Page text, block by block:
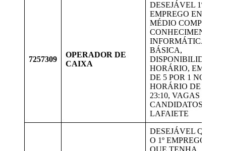
7257309
OPERADOR DE
CAIXA
DESEJÁVEL 1º
EMPREGO ENSINO
MÉDIO COMPLETO,
CONHECIMENTO
INFORMÁTICA
BÁSICA,
DISPONIBILIDADE
HORÁRIO, EM
DE 5 POR 1 NO
HORÁRIO DE 15:00
23:10, VAGAS PARA
CANDIDATOS DE
LAFAIETE
DESEJÁVEL QUE
O 1º EMPREGO, OU